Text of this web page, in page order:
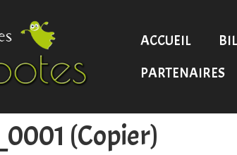
ACCUEIL
PARTENAIRES
(Copier)